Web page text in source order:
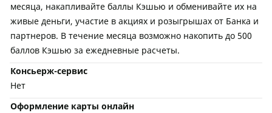
месяца, накапливайте баллы Кэшью и обменивайте их на
живые деньги, участие в акциях и розыгрышах от Банка и
партнеров. В течение месяца возможно накопить до 500
баллов Кэшью за ежедневные расчеты.
Консьерж-сервис
Нет
Оформление карты онлайн